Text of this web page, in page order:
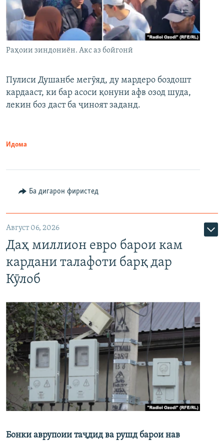
Раҳоии зиндониён. Акс аз бойгонӣ
Пулиси Душанбе мегӯяд, ду мардеро боздошт
кардааст, ки бар асоси қонуни афв озод шуда,
лекин боз даст ба ҷиноят заданд.
Идома
Ба дигарон фиристед
Август 06, 2026
Даҳ миллион евро барои кам
кардани талафоти барқ дар
Кӯлоб
Бонки аврупоии таҷдид ва рушд барои нав